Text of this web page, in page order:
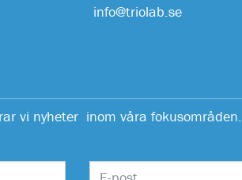
info@triolab.se
vi nyheter inom våra